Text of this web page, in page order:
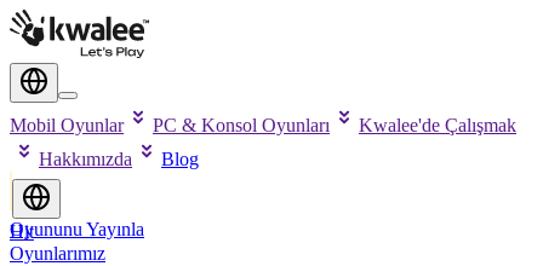
Mobil Oyunlar PC & Konsol Oyunları
Kwalee'de Çalışmak
Hakkımızda
Blog
Oyununu Yayınla
Hit
Oyunlarımız